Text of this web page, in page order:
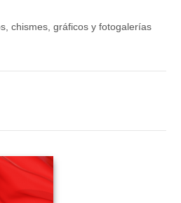
chismes, gráficos y fotogalerías